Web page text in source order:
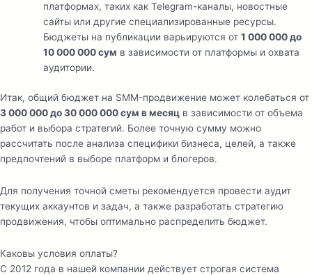
платформах, таких как Telegram-каналы, новостные
сайты или другие специализированные ресурсы.
Бюджеты на публикации варьируются от 1 000 000 до
10 000 000 сум в зависимости от платформы и охвата
аудитории.
Итак, общий бюджет на SMM-продвижение может колебаться от
3 000 000 до 30 000 000 сум в месяц в зависимости от объема
работ и выбора стратегий. Более точную сумму можно
рассчитать после анализа специфики бизнеса, целей, а также
предпочтений в выборе платформ и блогеров.
Для получения точной сметы рекомендуется провести аудит
текущих аккаунтов и задач, а также разработать стратегию
продвижения, чтобы оптимально распределить бюджет.
Каковы условия оплаты?
С 2012 года в нашей компании действует строгая система